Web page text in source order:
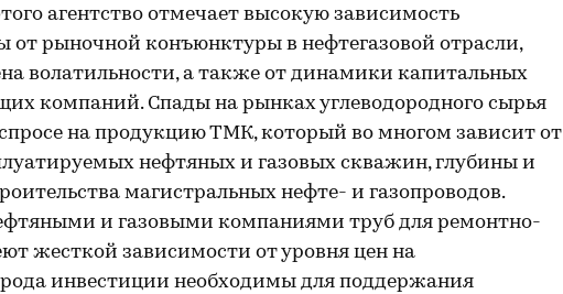
агентство отмечает высокую зависимость
от рыночной конъюнктуры в нефтегазовой отрасли,
волатильности, а также от динамики капитальных
компаний. Спады на рынках углеводородного сырья
на продукцию ТМК, который во многом зависит от
нефтяных и газовых скважин, глубины и
магистральных нефте- и газопроводов.
и газовыми компаниями труб для ремонтно-
жесткой зависимости от уровня цен на
рода инвестиции необходимы для поддержания